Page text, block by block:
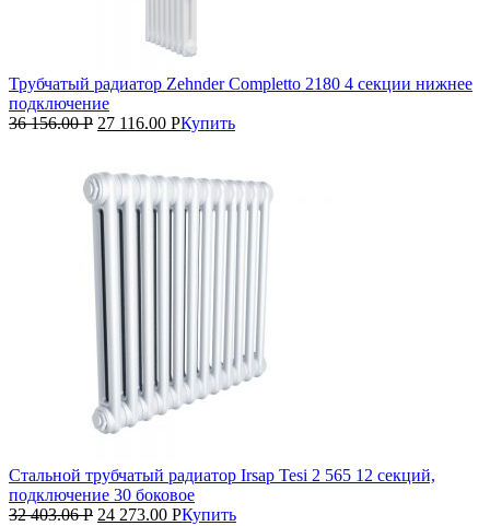
Трубчатый радиатор Zehnder Completto 2180 4 секции нижнее
подключение
36 156.00Р 27 116.00 РКупить
Стальной трубчатый радиатор Irsap Tesi 2 565 12 секций,
подключение 30 боковое
32 403.06Р 24 273.00 РКупить